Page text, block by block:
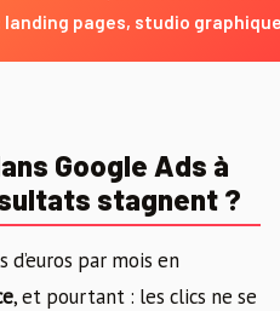
landing pages, studio
Google Ads à
stagnent ?
d’euros par mois en
, et pourtant : les clics ne se